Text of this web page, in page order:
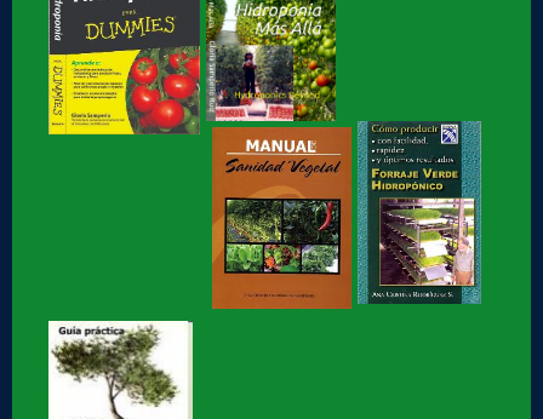
Hidroponia básica, libro de Gloria Samperio
Hidroponia o Hidroponía, como se pronuncia, en
coordinación con la AICH
Hidroponia, Breve Historia de loa Hidroponia, en
coordinacion con la...
Hidroponia, centro tecnológico en Hidroponia
Hidroponia lechugas en la cocina